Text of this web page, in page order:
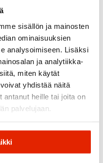
sisällön ja mainosten
ominaisuuksien
analysoimiseen. Lisäksi
ja analytiikka-
miten käytät
yhdistää näitä
antanut heille tai joita on
palvelujaan.
€.
Halti
hinta
77,40
hinta
Halti
Halla W
Xc
Training
Anorak
Naisten
Takki
Icebreaker
Merino
Ultralight
Crew
Naisten